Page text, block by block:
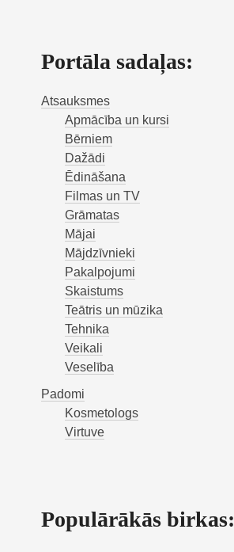
Portāla sadaļas:
Atsauksmes
Apmācība un kursi
Bērniem
Dažādi
Ēdināšana
Filmas un TV
Grāmatas
Mājai
Mājdzīvnieki
Pakalpojumi
Skaistums
Teātris un mūzika
Tehnika
Veikali
Veselība
Padomi
Kosmetologs
Virtuve
Populārākās birkas: